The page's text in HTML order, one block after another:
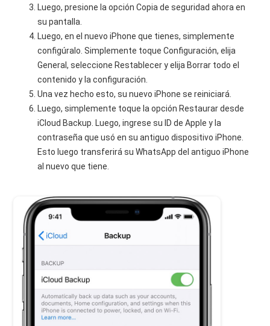
Luego, presione la opción Copia de seguridad ahora en
su pantalla.
Luego, en el nuevo iPhone que tienes, simplemente
configúralo. Simplemente toque Configuración, elija
General, seleccione Restablecer y elija Borrar todo el
contenido y la configuración.
Una vez hecho esto, su nuevo iPhone se reiniciará.
Luego, simplemente toque la opción Restaurar desde
iCloud Backup. Luego, ingrese su ID de Apple y la
contraseña que usó en su antiguo dispositivo iPhone.
Esto luego transferirá su WhatsApp del antiguo iPhone
al nuevo que tiene.